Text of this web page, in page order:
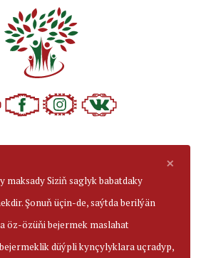
×
maksady Siziň saglyk babatdaky
Şonuň üçin-de, saýtda berilýän
öz-özüňi bejermek maslahat
düýpli kynçylyklara uçradyp,